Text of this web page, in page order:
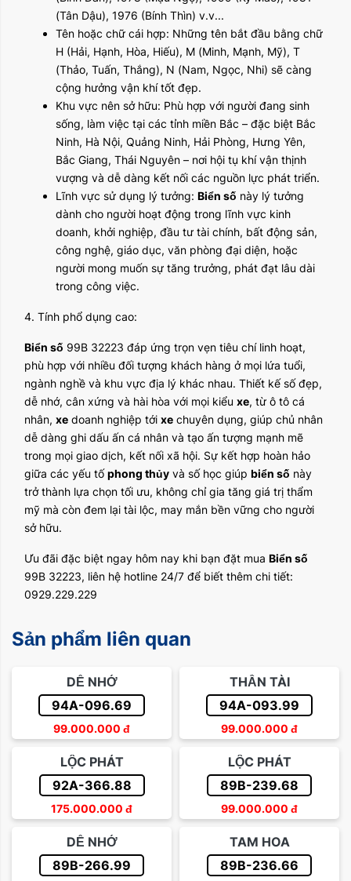
(Tân Dậu), 1976 (Bính Thìn) v.v...
Tên hoặc chữ cái hợp: Những tên bắt đầu bằng chữ
H (Hải, Hạnh, Hòa, Hiếu), M (Minh, Mạnh, Mỹ), T
(Thảo, Tuấn, Thắng), N (Nam, Ngọc, Nhi) sẽ càng
cộng hưởng vận khí tốt đẹp.
Khu vực nên sở hữu: Phù hợp với người đang sinh
sống, làm việc tại các tỉnh miền Bắc – đặc biệt Bắc
Ninh, Hà Nội, Quảng Ninh, Hải Phòng, Hưng Yên,
Bắc Giang, Thái Nguyên – nơi hội tụ khí vận thịnh
vượng và dễ dàng kết nối các nguồn lực phát triển.
Lĩnh vực sử dụng lý tưởng: Biển số này lý tưởng
dành cho người hoạt động trong lĩnh vực kinh
doanh, khởi nghiệp, đầu tư tài chính, bất động sản,
công nghệ, giáo dục, văn phòng đại diện, hoặc
người mong muốn sự tăng trưởng, phát đạt lâu dài
trong công việc.
4. Tính phổ dụng cao:
Biển số 99B 32223 đáp ứng trọn vẹn tiêu chí linh hoạt,
phù hợp với nhiều đối tượng khách hàng ở mọi lứa tuổi,
ngành nghề và khu vực địa lý khác nhau. Thiết kế số đẹp,
dễ nhớ, cân xứng và hài hòa với mọi kiểu xe, từ ô tô cá
nhân, xe doanh nghiệp tới xe chuyên dụng, giúp chủ nhân
dễ dàng ghi dấu ấn cá nhân và tạo ấn tượng mạnh mẽ
trong mọi giao dịch, kết nối xã hội. Sự kết hợp hoàn hảo
giữa các yếu tốphong thủy và số học giúp biển số này
trở thành lựa chọn tối ưu, không chỉ gia tăng giá trị thẩm
mỹ mà còn đem lại tài lộc, may mắn bền vững cho người
sở hữu.
Ưu đãi đặc biệt ngay hôm nay khi bạn đặt mua Biển số
99B 32223, liên hệ hotline 24/7 để biết thêm chi tiết:
0929.229.229
Sản phẩm liên quan
DỄ NHỚ
94A-096.69
99.000.000 đ
THẦN TÀI
94A-093.99
99.000.000 đ
LỘC PHÁT
92A-366.88
175.000.000 đ
LỘC PHÁT
89B-239.68
99.000.000 đ
DỄ NHỚ
89B-266.99
TAM HOA
89B-236.66